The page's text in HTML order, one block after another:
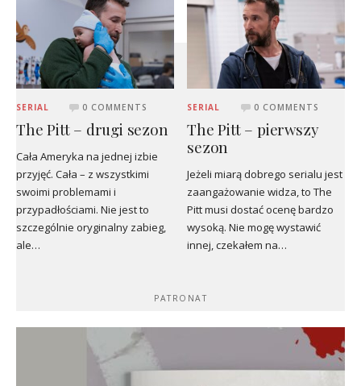
SERIAL 0 COMMENTS
The Pitt – drugi sezon
Cała Ameryka na jednej izbie
przyjęć. Cała – z wszystkimi
swoimi problemami i
przypadłościami. Nie jest to
szczególnie oryginalny zabieg,
ale…
SERIAL 0 COMMENTS
The Pitt – pierwszy
sezon
Jeżeli miarą dobrego serialu jest
zaangażowanie widza, to The
Pitt musi dostać ocenę bardzo
wysoką. Nie mogę wystawić
innej, czekałem na…
PATRONAT